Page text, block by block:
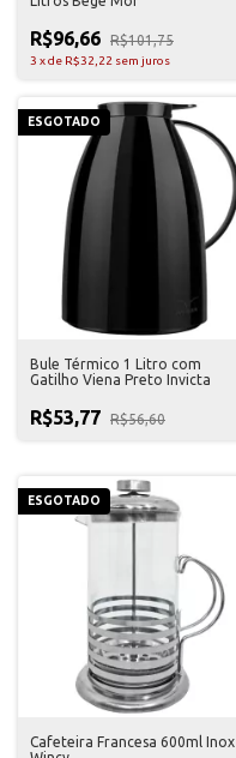
R$96,66 R$101,75
3 xde R$32,22 sem juros
ESGOTADO
Bule Térmico 1 Litro com
Gatilho Viena Preto Invicta
R$53,77 R$56,60
ESGOTADO
Cafeteira Francesa 600ml Inox